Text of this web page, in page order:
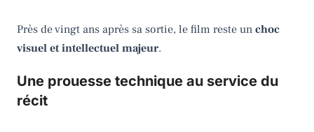
Près de vingt ans après sa sortie, le film reste un choc
visuel et intellectuel majeur.
Une prouesse technique au service du
récit